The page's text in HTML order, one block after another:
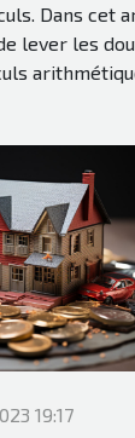
Dans cet
lever les
19:17